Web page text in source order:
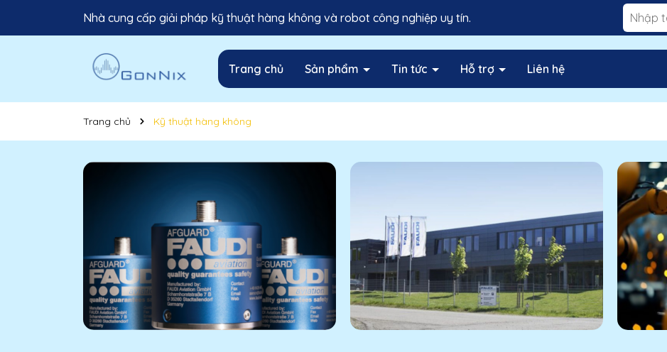
Nhà cung cấp giải pháp kỹ thuật hàng không và robot công nghiệp uy tín.
Trang chủ Sản phẩm Tin tức Hỗ trợ Liên hệ
Trang chủ Kỹ thuật hàng không